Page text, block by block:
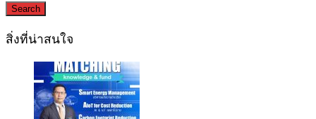
Search
สิ่งที่น่าสนใจ